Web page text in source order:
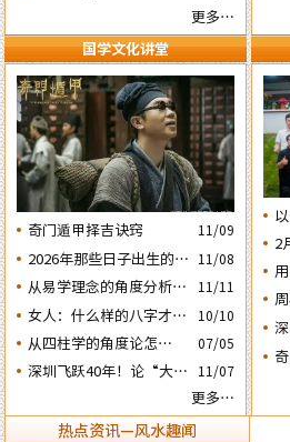
更多…
国学文化讲堂
奇门遁甲择吉诀窍 11/09
2026年那些日子出生的人
会大不利之四：‘庚子’
日元
11/08
从易学理念的角度分析蔡
英文“谋独” 之路还能走
多远？
11/11
女人：什么样的八字才算
好命？女命六十条断语及
注解
10/10
​从四柱学的角度论怎样掌
握命运及怎样正确化解流
年运程中的灾祸
07/05
深圳飞跃40年！论“大鹏
格局……
11/07
更多…
2
析
热点资讯—风水趣闻